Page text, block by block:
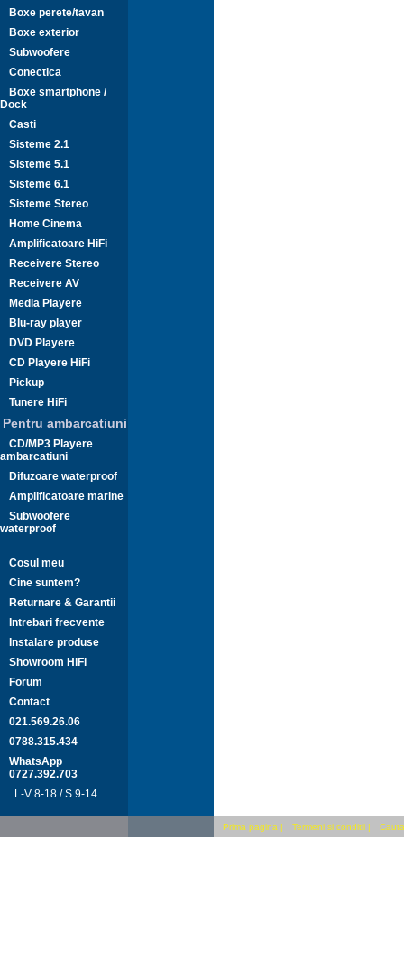
Boxe perete/tavan
Boxe exterior
Subwoofere
Conectica
Boxe smartphone /
Dock
Casti
Sisteme 2.1
Sisteme 5.1
Sisteme 6.1
Sisteme Stereo
Home Cinema
Amplificatoare HiFi
Receivere Stereo
Receivere AV
Media Playere
Blu-ray player
DVD Playere
CD Playere HiFi
Pickup
Tunere HiFi
Pentru ambarcatiuni
CD/MP3 Playere
ambarcatiuni
Difuzoare waterproof
Amplificatoare marine
Subwoofere
waterproof
Cosul meu
Cine suntem?
Returnare & Garantii
Intrebari frecvente
Instalare produse
Showroom HiFi
Forum
Contact
021.569.26.06
0788.315.434
WhatsApp
0727.392.703
L-V 8-18 / S 9-14
Prima pagina | Termeni si conditii |